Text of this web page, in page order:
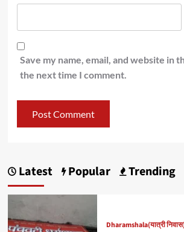
Save my name, email, and website in
the next time I comment.
Latest Popular Trending
Dharamshala(यात्री